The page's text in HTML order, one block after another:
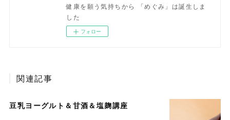
健康を願う気持ちから 「めぐみ」は誕生しま
した
フォロー
関連記事
豆乳ヨーグルト＆甘酒＆塩麹講座